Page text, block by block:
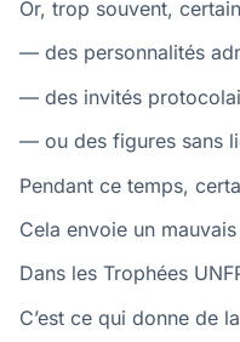
Or, trop souvent,
— des personnalités
— des invités
— ou des figures sans
Pendant ce temps,
Cela envoie un
Dans les Trophées
C’est ce qui donne de